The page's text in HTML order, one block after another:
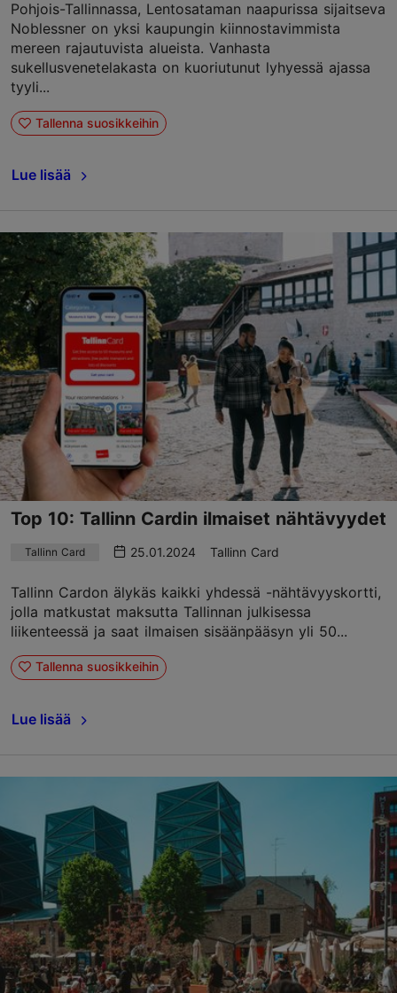
Pohjois-Tallinnassa, Lentosataman naapurissa sijaitseva
Noblessner on yksi kaupungin kiinnostavimmista
mereen rajautuvista alueista. Vanhasta
sukellusvenetelakasta on kuoriutunut lyhyessä ajassa
tyyli...
Tallenna suosikkeihin
Lue lisää
Top 10: Tallinn Cardin ilmaiset nähtävyydet
Tallinn Card 25.01.2024 Tallinn Card
Tallinn Cardon älykäs kaikki yhdessä -nähtävyyskortti,
jolla matkustat maksutta Tallinnan julkisessa
liikenteessä ja saat ilmaisen sisäänpääsyn yli 50...
Tallenna suosikkeihin
Lue lisää